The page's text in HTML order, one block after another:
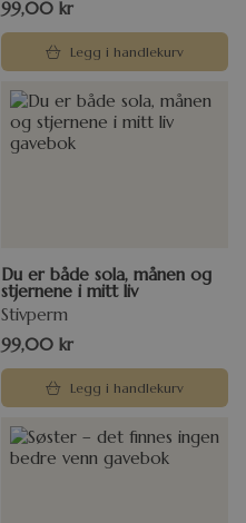
99,00 kr
Legg i handlekurv
Du er både sola, månen og
stjernene i mitt liv
Stivperm
99,00 kr
Legg i handlekurv